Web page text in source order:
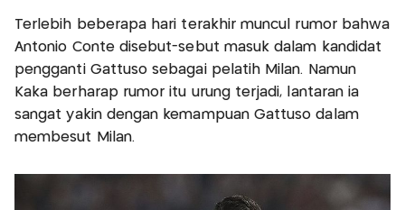
Terlebih beberapa hari terakhir muncul rumor bahwa
Antonio Conte disebut-sebut masuk dalam kandidat
pengganti Gattuso sebagai pelatih Milan. Namun
Kaka berharap rumor itu urung terjadi, lantaran ia
sangat yakin dengan kemampuan Gattuso dalam
membesut Milan.